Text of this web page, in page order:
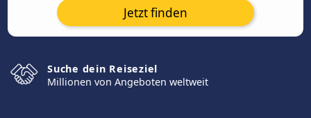
Jetzt finden
Suche dein Reiseziel
Millionen von Angeboten weltweit